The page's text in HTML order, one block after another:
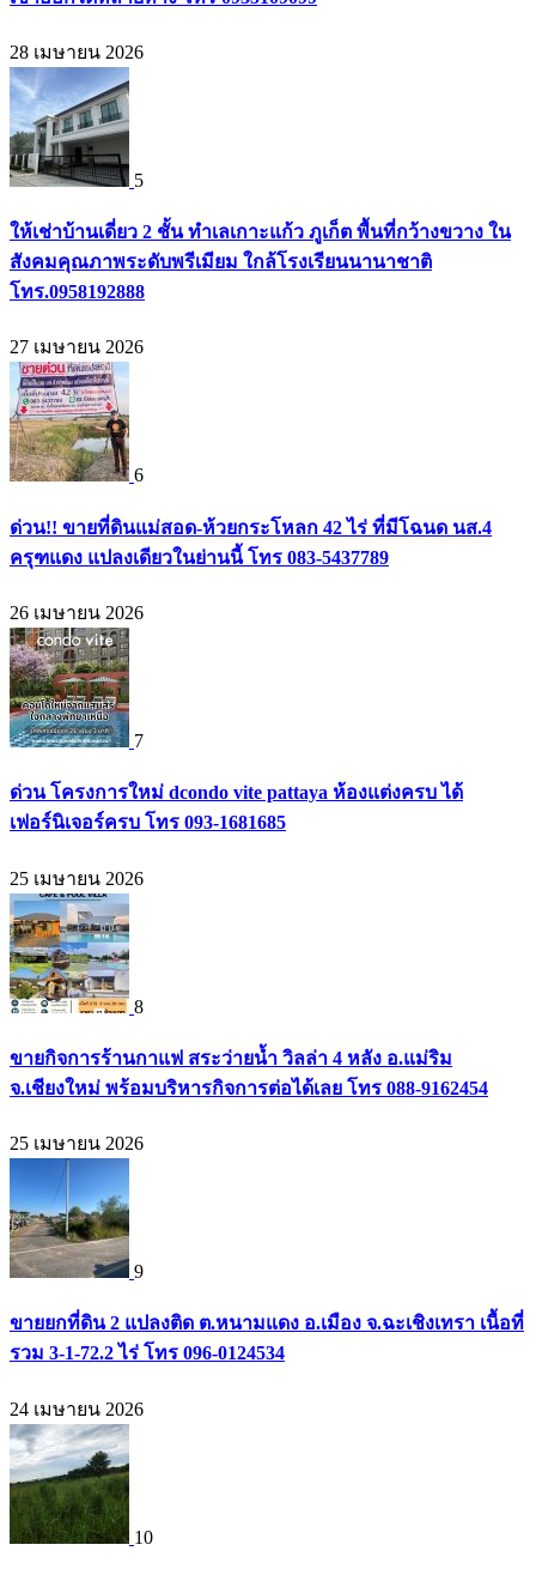
28 เมษายน 2026
5
ให้เช่าบ้านเดี่ยว 2 ชั้น ทำเลเกาะแก้ว ภูเก็ต พื้นที่กว้างขวาง ใน
สังคมคุณภาพระดับพรีเมียม ใกล้โรงเรียนนานาชาติ
โทร.0958192888
27 เมษายน 2026
6
ด่วน!! ขายที่ดินแม่สอด-ห้วยกระโหลก 42 ไร่ ที่มีโฉนด นส.4
ครุฑแดง แปลงเดียวในย่านนี้ โทร 083-5437789
26 เมษายน 2026
7
ด่วน โครงการใหม่ dcondo vite pattaya ห้องแต่งครบ ได้
เฟอร์นิเจอร์ครบ โทร 093-1681685
25 เมษายน 2026
8
ขายกิจการร้านกาแฟ สระว่ายน้ำ วิลล่า 4 หลัง อ.แม่ริม
จ.เชียงใหม่ พร้อมบริหารกิจการต่อได้เลย โทร 088-9162454
25 เมษายน 2026
9
ขายยกที่ดิน 2 แปลงติด ต.หนามแดง อ.เมือง จ.ฉะเชิงเทรา เนื้อที่
รวม 3-1-72.2 ไร่ โทร 096-0124534
24 เมษายน 2026
10